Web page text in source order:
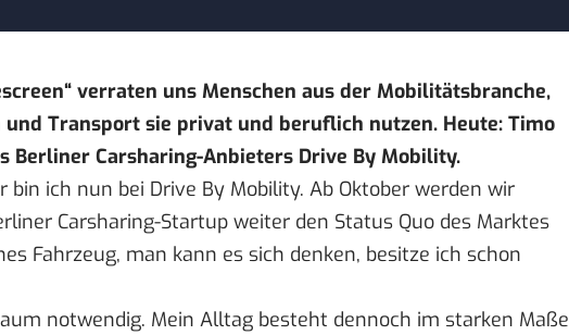
verraten uns Menschen aus der Mobilitätsbranche,
und Transport sie privat und beruflich nutzen. Heute: Timo
Berliner Carsharing-Anbieters Drive By Mobility.
bin ich nun bei Drive By Mobility. Ab Oktober werden wir
Carsharing-Startup weiter den Status Quo des Marktes
Fahrzeug, man kann es sich denken, besitze ich schon
notwendig. Mein Alltag besteht dennoch im starken Maße